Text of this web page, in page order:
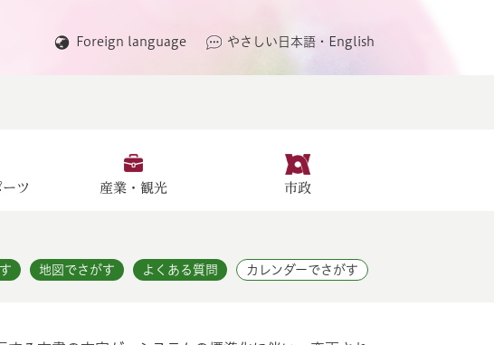
Foreign language やさしい日本語・English
ツ 産業・観光 市政
地図でさがす よくある質問 カレンダーでさがす